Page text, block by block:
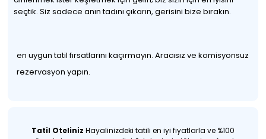
seçtik. Siz sadece anın tadını çıkarın, gerisini bize bırakın.
en uygun tatil fırsatlarını kaçırmayın. Aracısız ve komisyonsuz
rezervasyon yapın.
Tatil Oteliniz Hayalinizdeki tatili en iyi fiyatlarla ve %100